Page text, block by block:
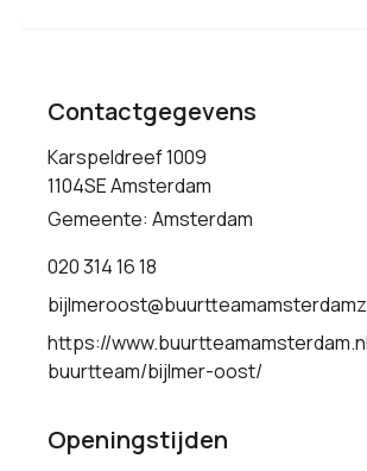
Contactgegevens
Karspeldreef 1009
1104SE Amsterdam
Gemeente: Amsterdam
020 314 16 18
https://
buurtteam/bijlmer-oost/
Openingstijden